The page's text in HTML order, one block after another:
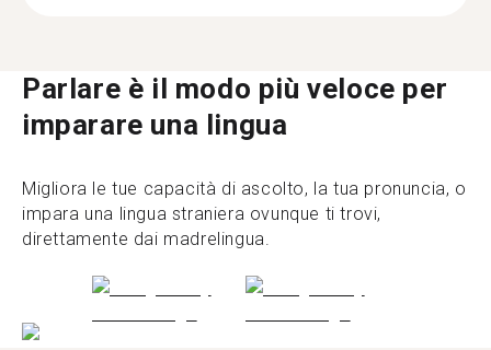
Parlare è il modo più veloce per
imparare una lingua
Migliora le tue capacità di ascolto, la tua pronuncia, o
impara una lingua straniera ovunque ti trovi,
direttamente dai madrelingua.